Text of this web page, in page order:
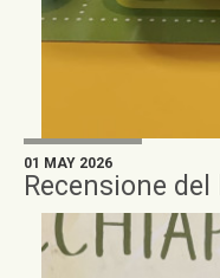
01 MAY 2026
Recensione